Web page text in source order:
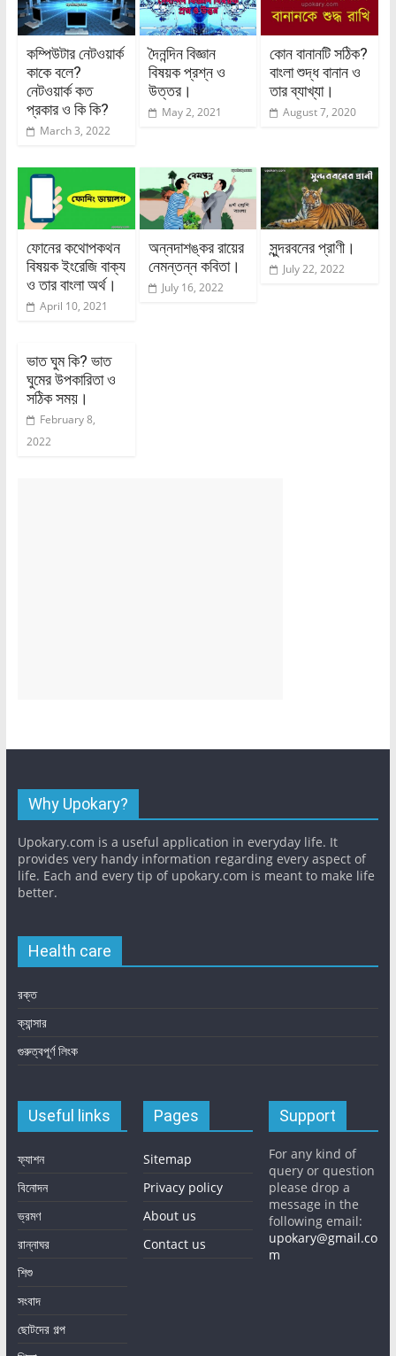
কম্পিউটার নেটওয়ার্ক
কাকে বলে?
নেটওয়ার্ক কত
প্রকার ও কি কি?
March 3, 2022
দৈনন্দিন বিজ্ঞান
বিষয়ক প্রশ্ন ও
উত্তর।
May 2, 2021
কোন বানানটি সঠিক?
বাংলা শুদ্ধ বানান ও
তার ব্যাখ্যা।
August 7, 2020
ফোনের কথোপকথন
বিষয়ক ইংরেজি বাক্য
ও তার বাংলা অর্থ।
April 10, 2021
অন্নদাশঙ্কর রায়ের
নেমন্তন্ন কবিতা।
July 16, 2022
সুন্দরবনের প্রাণী।
July 22, 2022
ভাত ঘুম কি? ভাত
ঘুমের উপকারিতা ও
সঠিক সময়।
February 8,
2022
Why Upokary?
Upokary.com is a useful application in everyday life. It
provides very handy information regarding every aspect of
life. Each and every tip of upokary.com is meant to make life
better.
Health care
রক্ত
ক্যান্সার
গুরুত্বপূর্ণ লিংক
Useful links
ফ্যাশন
বিনোদন
ভ্রমণ
রান্নাঘর
শিশু
সংবাদ
ছোটদের গল্প
Pages
Sitemap
Privacy policy
About us
Contact us
Support
For any kind of
query or question
please drop a
message in the
following email:
upokary@gmail.co
m